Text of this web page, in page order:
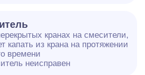
кранах на смесители,
капать из крана на протяжении
времени
неисправен